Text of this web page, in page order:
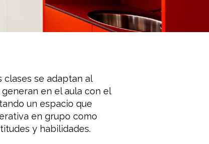
clases se adaptan al
en el aula con el
un espacio que
en grupo como
y habilidades.